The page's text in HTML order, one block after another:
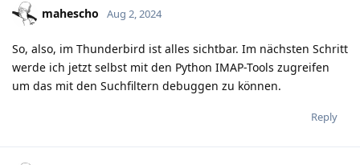
mahescho Aug 2, 2024
So, also, im Thunderbird ist alles sichtbar. Im nächsten Schritt
werde ich jetzt selbst mit den Python IMAP-Tools zugreifen
um das mit den Suchfiltern debuggen zu können.
Reply